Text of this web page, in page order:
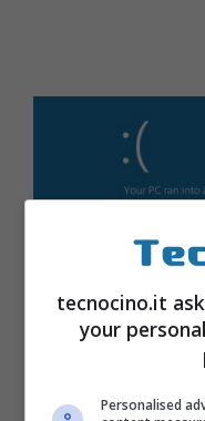
Aprendo la
tecnocino.it
your
Personalised